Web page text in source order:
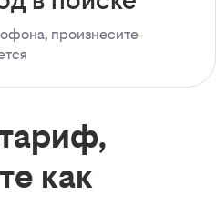
произнесите
как